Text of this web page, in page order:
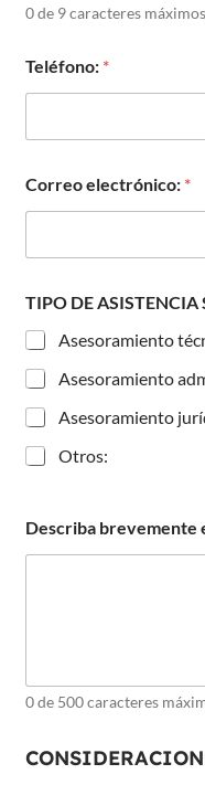
0 de 9 caracteres
Teléfono: *
Correo electrónico: *
TIPO DE
Asesoramiento
Asesoramiento
Asesoramiento
Otros:
Describa brevemente
0 de 500 caracteres